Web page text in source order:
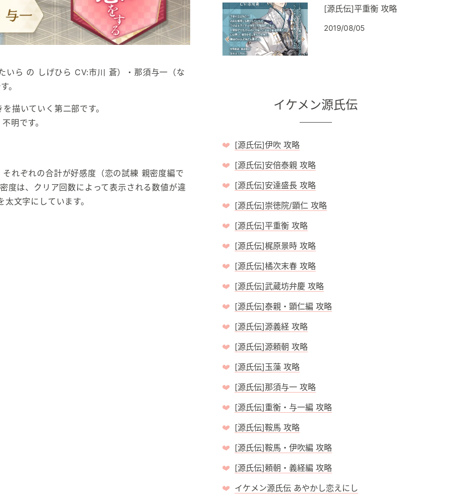
いら の しげひら CV:市川 蒼）・那須与一（な
。
描いていく第二部です。
明です。
れぞれの合計が好感度（恋の試練 親密度編で
度は、クリア回数によって表示される数値が違
文字にしています。
[源氏伝]平重衡 攻略
2019/08/05
イケメン源氏伝
[源氏伝]伊吹 攻略
[源氏伝]安倍泰親 攻略
[源氏伝]安達盛長 攻略
[源氏伝]崇徳院/顕仁 攻略
[源氏伝]平重衡 攻略
[源氏伝]梶原景時 攻略
[源氏伝]橘次末春 攻略
[源氏伝]武蔵坊弁慶 攻略
[源氏伝]泰親・顕仁編 攻略
[源氏伝]源義経 攻略
[源氏伝]源頼朝 攻略
[源氏伝]玉藻 攻略
[源氏伝]那須与一 攻略
[源氏伝]重衡・与一編 攻略
[源氏伝]鞍馬 攻略
[源氏伝]鞍馬・伊吹編 攻略
[源氏伝]頼朝・義経編 攻略
イケメン源氏伝 あやかし恋えにし